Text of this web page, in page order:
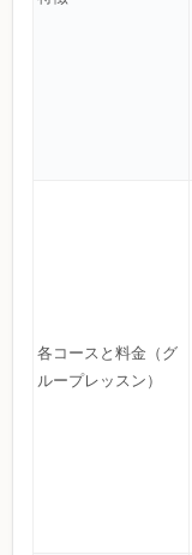
各コースと料金（グ
ループレッスン）